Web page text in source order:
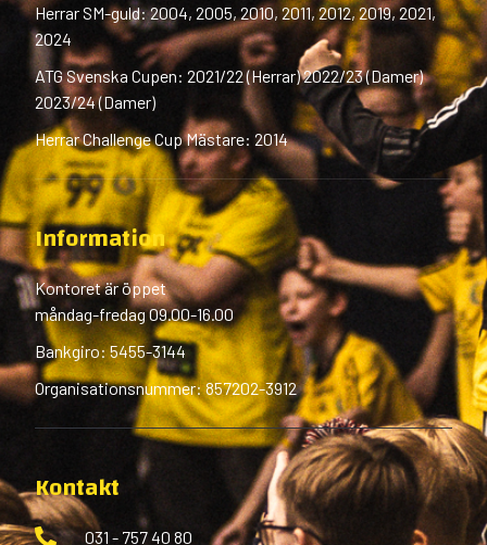
Herrar SM-guld: 2004, 2005, 2010, 2011, 2012, 2019, 2021,
2024
ATG Svenska Cupen: 2021/22 (Herrar) 2022/23 (Damer)
2023/24 (Damer)
Herrar Challenge Cup Mästare: 2014
Information
Kontoret är öppet
måndag-fredag 09.00-16.00
Bankgiro: 5455-3144
Organisationsnummer: 857202-3912
Kontakt
031 - 757 40 80